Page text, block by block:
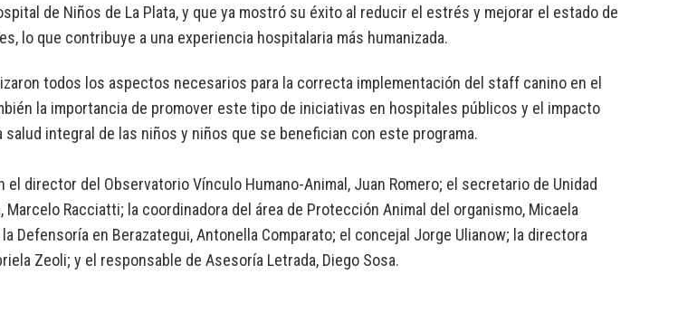
de Niños de La Plata, y que ya mostró su éxito al reducir el estrés y mejorar el estado de
lo que contribuye a una experiencia hospitalaria más humanizada.
todos los aspectos necesarios para la correcta implementación del staff canino en el
la importancia de promover este tipo de iniciativas en hospitales públicos y el impacto
salud integral de las niños y niños que se benefician con este programa.
director del Observatorio Vínculo Humano-Animal, Juan Romero; el secretario de Unidad
Marcelo Racciatti; la coordinadora del área de Protección Animal del organismo, Micaela
Defensoría en Berazategui, Antonella Comparato; el concejal Jorge Ulianow; la directora
Zeoli; y el responsable de Asesoría Letrada, Diego Sosa.